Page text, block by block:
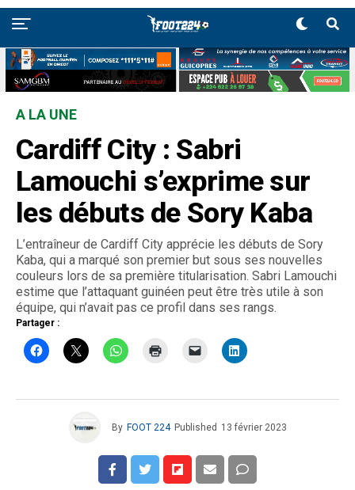
A LA UNE
Cardiff City : Sabri
Lamouchi s’exprime sur
les débuts de Sory Kaba
L’entraîneur de Cardiff City apprécie les débuts de Sory
Kaba, qui a marqué son premier but sous ses nouvelles
couleurs lors de sa première titularisation. Sabri Lamouchi
estime que l’attaquant guinéen peut être très utile à son
équipe, qui n’avait pas ce profil dans ses rangs.
Partager :
By FOOT 224 Published 13 février 2023